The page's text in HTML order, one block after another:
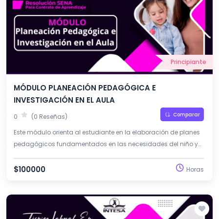
Principiante
MÓDULO PLANEACIÓN PEDAGÓGICA E
INVESTIGACIÓN EN EL AULA
0 (0 Reseñas) Comparar
Este módulo orienta al estudiante en la elaboración de planes
pedagógicos fundamentados en las necesidades del niño y
herramienta para mejorar las prácticas educativas en la
$100000 Horas